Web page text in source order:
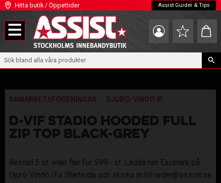
Meny
Hitta butik / Öppettider Assist Guider & Tips
Favoriter
SAMARBETSFÖRENINGAR DJURÖ-VINDÖ IF
D-VIF STADIO HOODED FULL
ZIP TOP BLACK-GREY
Beställ 5 st. eller fler för 599:- st. Ladda ner Excelark på
Djurö-Vindö IFs Startsida och skicka in till order@assist.se